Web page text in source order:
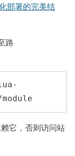
部署的完美结
路
赖它，否则访问站